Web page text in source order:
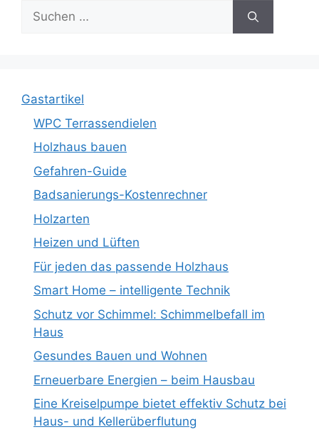
Suche
nach:
Gastartikel
WPC Terrassendielen
Holzhaus bauen
Gefahren-Guide
Badsanierungs-Kostenrechner
Holzarten
Heizen und Lüften
Für jeden das passende Holzhaus
Smart Home – intelligente Technik
Schutz vor Schimmel: Schimmelbefall im
Haus
Gesundes Bauen und Wohnen
Erneuerbare Energien – beim Hausbau
Eine Kreiselpumpe bietet effektiv Schutz bei
Haus- und Kellerüberflutung